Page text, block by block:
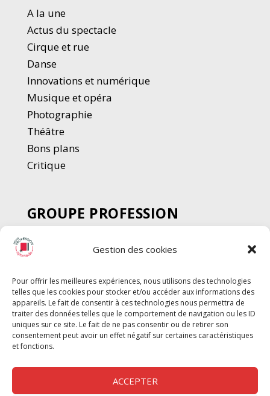
Gestion des cookies
Pour offrir les meilleures expériences, nous utilisons des technologies
telles que les cookies pour stocker et/ou accéder aux informations des
appareils. Le fait de consentir à ces technologies nous permettra de
traiter des données telles que le comportement de navigation ou les ID
uniques sur ce site. Le fait de ne pas consentir ou de retirer son
consentement peut avoir un effet négatif sur certaines caractéristiques
et fonctions.
ACCEPTER
A la une
Actus du spectacle
Cirque et rue
Danse
Innovations et numérique
Musique et opéra
Photographie
Théâtre
Bons plans
Critique
GROUPE PROFESSION
SPECTACLE
Chèque Intermittents
Chèque Compta
Chèque Emploi Spectacle
G-Pods
Profession Audio-visuel